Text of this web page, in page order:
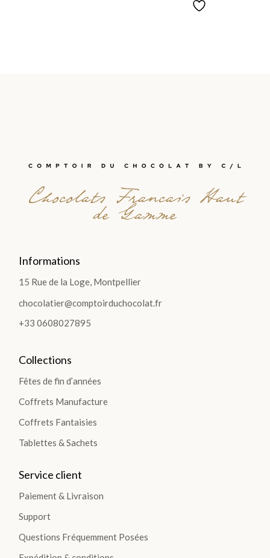
Chocolats Francais Haut
de Gamme
Informations
15 Rue de la Loge, Montpellier
chocolatier@comptoirduchocolat.fr
+33 0608027895
Collections
Fêtes de fin d’années
Coffrets Manufacture
Coffrets Fantaisies
Tablettes & Sachets
Service client
Paiement & Livraison
Support
Questions Fréquemment Posées